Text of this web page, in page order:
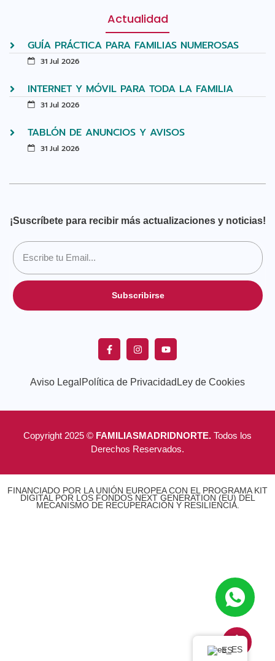
Actualidad
GUÍA PRÁCTICA PARA FAMILIAS NUMEROSAS
31 Jul 2026
INTERNET Y MÓVIL PARA TODA LA FAMILIA
31 Jul 2026
TABLÓN DE ANUNCIOS Y AVISOS
31 Jul 2026
¡Suscríbete para recibir más actualizaciones y noticias!
Subscribirse
Aviso Legal Política de Privacidad Ley de Cookies
Copyright 2025 © FAMILIASMADRIDNORTE. Todos los
Derechos Reservados.
FINANCIADO POR LA UNIÓN EUROPEA CON EL PROGRAMA KIT
DIGITAL POR LOS FONDOS NEXT GENERATION (EU) DEL
MECANISMO DE RECUPERACIÓN Y RESILIENCIA.
ES